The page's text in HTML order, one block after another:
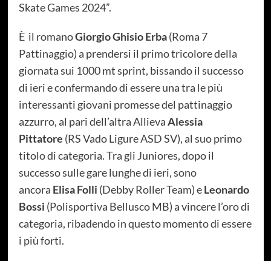
Skate Games 2024”.
È il romanoGiorgio Ghisio Erba(Roma 7
Pattinaggio) a prendersi il primo tricolore della
giornata sui 1000 mt sprint, bissando il successo
di ieri e confermando di essere una tra le più
interessanti giovani promesse del pattinaggio
azzurro, al pari dell’altra AllievaAlessia
Pittatore (RS Vado Ligure ASD SV), al suo primo
titolo di categoria. Tra gli Juniores, dopo il
successo sulle gare lunghe di ieri, sono
ancora Elisa Folli (Debby Roller Team) eLeonardo
Bossi (Polisportiva Bellusco MB) a vincere l’oro di
categoria, ribadendo in questo momento di essere
i più forti.